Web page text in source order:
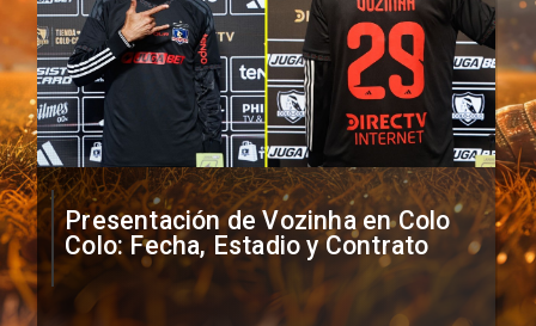
Presentación de Vozinha en Colo
Colo: Fecha, Estadio y Contrato